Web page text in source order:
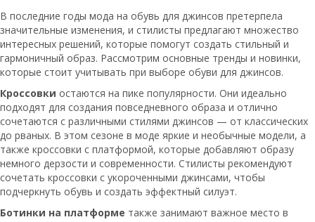
В последние годы мода на обувь для джинсов претерпела
значительные изменения, и стилисты предлагают множество
интересных решений, которые помогут создать стильный и
гармоничный образ. Рассмотрим основные тренды и новинки,
которые стоит учитывать при выборе обуви для джинсов.
Кроссовки остаются на пике популярности. Они идеально
подходят для создания повседневного образа и отлично
сочетаются с различными стилями джинсов — от классических
до рваных. В этом сезоне в моде яркие и необычные модели, а
также кроссовки с платформой, которые добавляют образу
немного дерзости и современности. Стилисты рекомендуют
сочетать кроссовки с укороченными джинсами, чтобы
подчеркнуть обувь и создать эффектный силуэт.
Ботинки на платформе также занимают важное место в